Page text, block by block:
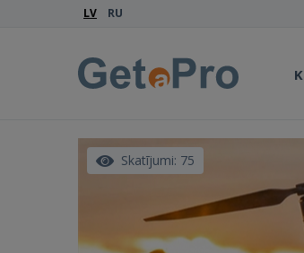
LV RU
Skatījumi: 75